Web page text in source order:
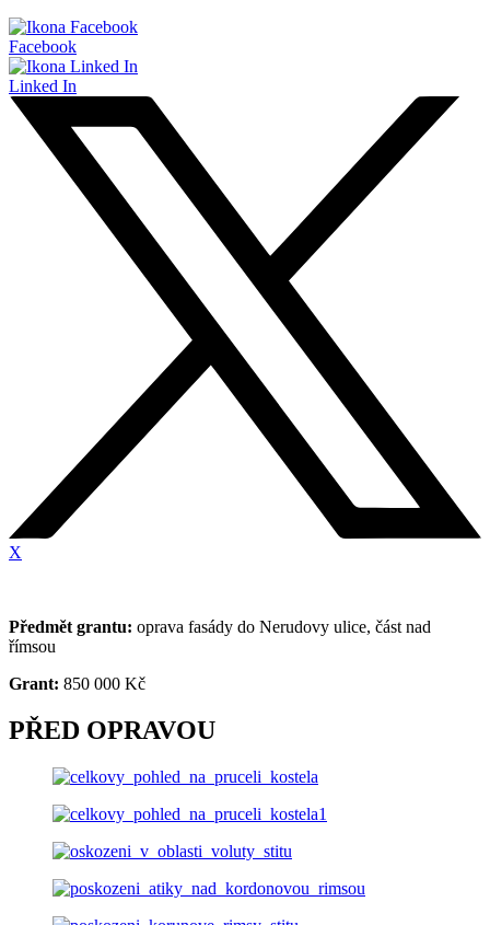
Facebook
Linked In
X
Předmět grantu: oprava fasády do Nerudovy ulice, část nad
římsou
Grant: 850 000 Kč
PŘED OPRAVOU